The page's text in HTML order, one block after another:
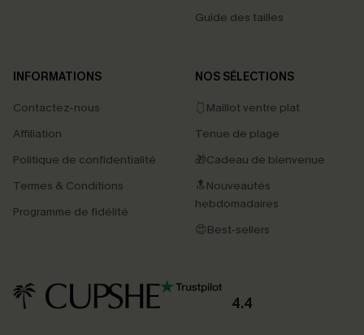
Guide des tailles
INFORMATIONS
Contactez-nous
Affiliation
Politique de confidentialité
Termes & Conditions
Programme de fidélité
NOS SÉLECTIONS
🩱Maillot ventre plat
Tenue de plage
🎁Cadeau de bienvenue
🔝Nouveautés
hebdomadaires
😍Best-sellers
4.4